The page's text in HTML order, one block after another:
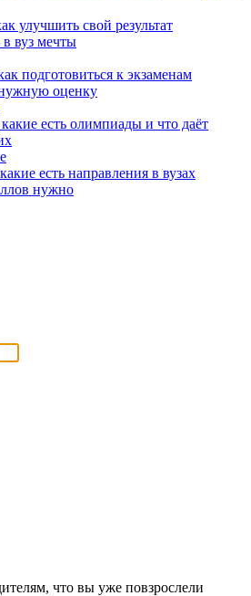
улучшить свой результат
вуз мечты
подготовиться к экзаменам
оценку
есть олимпиады и что даёт
есть направления в вузах
нужно
что вы уже повзрослели